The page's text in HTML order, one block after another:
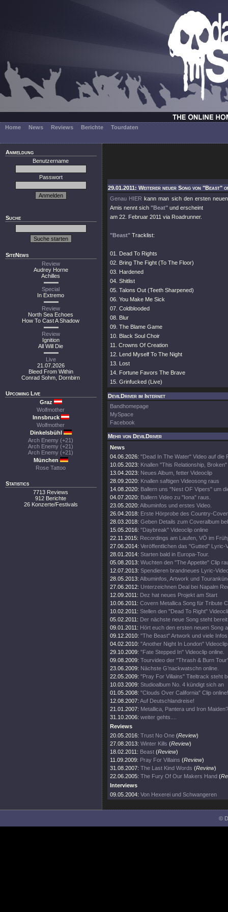
Home News Reviews Berichte Tourdaten
Anmeldung
Benutzername
Passwort
Suche
SiteNews
Review
Audrey Horne
Achilles
Special
In Extremo
Review
North Sea Echoes
How To Cast A Shadow
Review
Ignition
All Will Die
Live
21.07.2026
Bleed From Within
Conrad Sohm, Dornbirn
Upcoming Live
Graz
Wolfmother
Innsbruck
Wolfmother
Dinkelsbühl
Arch Enemy (+21)
Arch Enemy (+21)
Arch Enemy (+21)
München
Rose Tattoo
Statistics
7713 Reviews
912 Berichte
26 Konzerte/Festivals
29.01.2011: Weiterer neuer Song von "Beast"
Genau HIER kann man sich den ersten
Amis nennt sich "Beat" und erscheint
am 22. Februar 2011 via Roadrunner.
"Beast" Tracklist:
01. Dead To Rights
02. Bring The Fight (To The Floor)
03. Hardened
04. Shitlist
05. Talons Out (Teeth Sharpened)
06. You Make Me Sick
07. Coldblooded
08. Blur
09. The Blame Game
10. Black Soul Choir
11. Crowns Of Creation
12. Lend Myself To The Night
13. Lost
14. Fortune Favors The Brave
15. Grinfucked (Live)
DevilDriver im Internet
Bandhomepage
MySpace
Facebook
Mehr von DevilDriver
News
04.06.2026: "Dead In The Water" Video auf die
10.05.2023: Knallen "This Relationship,
13.04.2023: Neues Album, fetter Videoclip
28.09.2020: Knallen saftigen Videosong raus
14.08.2020: Ballern uns "Nest OF Vipers" um
04.07.2020: Ballern Video zu "Iona" raus.
23.05.2020: Albuminfos und erstes Video.
26.04.2018: Erste Hörprobe des Country-
28.03.2018: Geben Details zum Coveralbum
15.05.2016: "Daybreak" Videoclip online
22.11.2015: Recordings am Laufen, VÖ im
27.06.2014: Veröffentlichen das "Gutted" Lyric-
28.01.2014: Starten bald in Europa-Tour.
05.08.2013: Wuchten den "The Appetite" Clip
12.07.2013: Spendieren brandneues Lyric-
28.05.2013: Albuminfos, Artwork und
27.06.2012: Unterzeichnen Deal bei Napalm
12.09.2011: Dez hat neues Projekt am Start
10.06.2011: Covern Metallica Song für Tribute
10.02.2011: Stellen den "Dead To Right"
05.02.2011: Der nächste neue Song steht
09.01.2011: Hört euch den ersten neuen Song
09.12.2010: "The Beast" Artwork und viele
04.02.2010: "Another Night In London"
29.10.2009: "Fate Stepped In" Videoclip online.
09.08.2009: Tourvideo der "Thrash & Burn
23.06.2009: Nächste G’nackwatschn online.
22.05.2009: "Pray For Villains" Titeltrack steht
10.03.2009: Studioalbum No. 4 kündigt sich an
01.05.2008: "Clouds Over California" Clip online!
12.08.2007: Auf Deutschlandreise!
21.01.2007: Metallica, Pantera und Iron
31.10.2006: weiter gehts....
Reviews
20.05.2016: Trust No One (Review)
27.08.2013: Winter Kills (Review)
18.02.2011: Beast (Review)
11.09.2009: Pray For Villains (Review)
31.08.2007: The Last Kind Words (Review)
22.06.2005: The Fury Of Our Makers Hand (
Interviews
09.05.2004: Von Hexerei und Schwangeren
©